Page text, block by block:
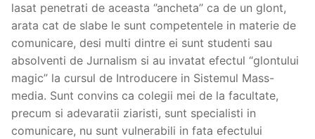
lasat penetrati de aceasta ‘’ancheta’’ ca de un glont,
arata cat de slabe le sunt competentele in materie de
comunicare, desi multi dintre ei sunt studenti sau
absolventi de Jurnalism si au invatat efectul “glontului
magic” la cursul de Introducere in Sistemul Mass-
media. Sunt convins ca colegii mei de la facultate,
precum si adevaratii ziaristi, sunt specialisti in
comunicare, nu sunt vulnerabili in fata efectului